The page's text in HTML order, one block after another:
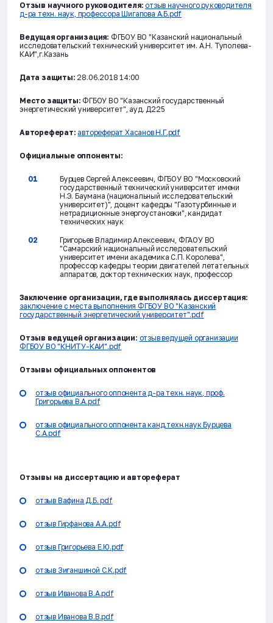
Отзыв научного руководителя:отзыв научного руководителя
д-ра техн. наук, профессора Шигапова А.Б.pdf
Ведущая организация: ФГБОУ ВО "Казанский национальный
исследовательский технический университет им. А.Н. Туполева-
КАИ",г.Казань
Дата защиты: 28.06.2018 14:00
Место защиты: ФГБОУ ВО "Казанский государственный
энергетический университет", ауд. Д225
Автореферат: автореферат Хасанов Н.Г.pdf
Официальные оппоненты:
Бурцев Сергей Алексеевич, ФГБОУ ВО "Московский
государственный технический университет имени
Н.Э. Баумана (национальный исследовательский
университет)", доцент кафедры "Газотурбинные и
нетрадиционные энергоустановки", кандидат
технических наук
Григорьев Владимир Алексеевич, ФГАОУ ВО
"Самарский национальный исследовательский
университет имени академика С.П. Королева",
профессор кафедры теории двигателей летательных
аппаратов, доктор технических наук, профессор
Заключение организации, где выполнялась диссертация:
заключение с места выполнения ФГБОУ ВО "Казанский
государственный энергетический университет".pdf
Отзыв ведущей организации: отзыв ведущей организации
ФГБОУ ВО "КНИТУ-КАИ".pdf
Отзывы официальных оппонентов
отзыв официального оппонента д-ра техн. наук, проф.
Григорьева В.А.pdf
отзыв официального оппонента канд.техн.наук Бурцева
С.А.pdf
Отзывы на диссертацию и автореферат
отзыв Вафина Д.Б. pdf
отзыв Гирфанова А.А.pdf
отзыв Григорьева Е.Ю.pdf
отзыв Зиганшиной С.К.pdf
отзыв Иванова В.А.pdf
отзыв Иванова В.В.pdf